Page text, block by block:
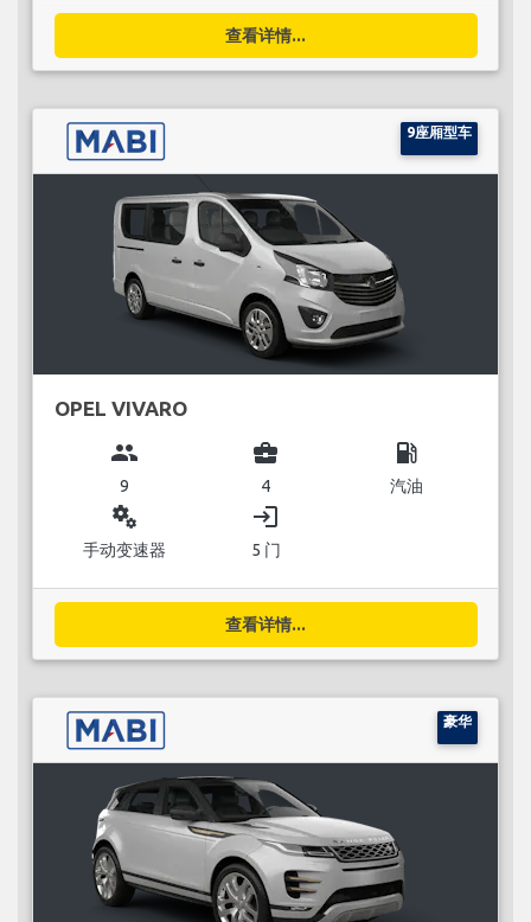
查看详情...
9座厢型车
OPEL VIVARO
group
9
business_center
4
local_gas_station
汽油
miscellaneous_services
手动变速器
login
5 门
查看详情...
豪华